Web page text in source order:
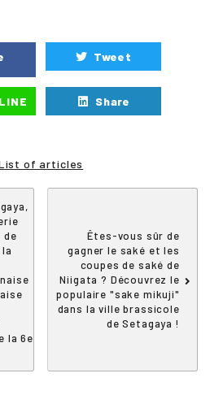
Tweet
Share
of articles
de
la 6e
Êtes-vous sûr de
gagner le saké et les
coupes de saké de
Niigata ? Découvrez le
populaire "sake mikuji"
dans la ville brassicole
de Setagaya !